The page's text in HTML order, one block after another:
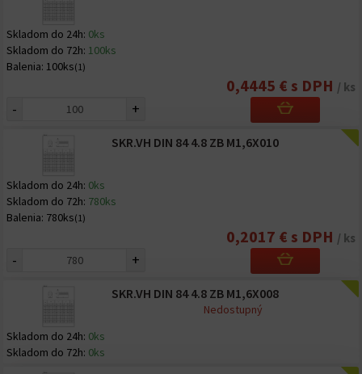
Skladom do 24h: 0ks
Skladom do 72h: 100ks
Balenia: 100ks(1)
0,4445 € s DPH / ks
- +
SKR.VH DIN 84 4.8 ZB M1,6X010
Skladom do 24h: 0ks
Skladom do 72h: 780ks
Balenia: 780ks(1)
0,2017 € s DPH / ks
- +
SKR.VH DIN 84 4.8 ZB M1,6X008
Skladom do 24h: 0ks
Skladom do 72h: 0ks
Nedostupný